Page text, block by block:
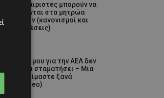
Ποδοσφαιριστές μπορούν να
εγγράφονται στα μητρώα
διαιτητών (κανονισμοί και
προϋποθέσεις)
«Η αγάπη μου για την ΑΕΛ δεν
μπορεί να σταματήσει – Μια
μέρα θα είμαστε ξανά
μαζί» (video)
07/08/2026